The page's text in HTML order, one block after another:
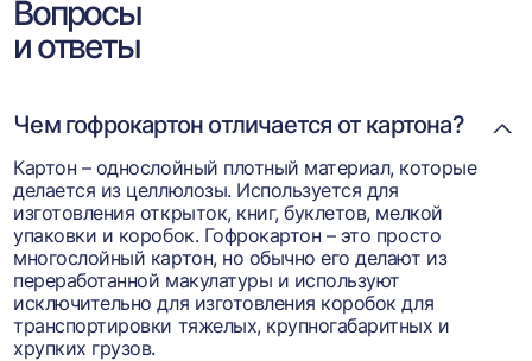
Вопросы
и ответы
Чем гофрокартон отличается от картона?
Картон – однослойный плотный материал, которые
делается из целлюлозы. Используется для
изготовления открыток, книг, буклетов, мелкой
упаковки и коробок. Гофрокартон – это просто
многослойный картон, но обычно его делают из
переработанной макулатуры и используют
исключительно для изготовления коробок для
транспортировки тяжелых, крупногабаритных и
хрупких грузов.